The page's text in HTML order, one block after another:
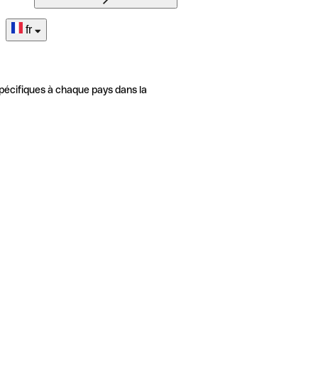
fr
à chaque pays dans la